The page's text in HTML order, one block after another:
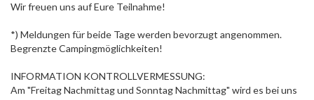
Wir freuen uns auf Eure Teilnahme!
*) Meldungen für beide Tage werden bevorzugt angenommen.
Begrenzte Campingmöglichkeiten!
INFORMATION KONTROLLVERMESSUNG:
Am "Freitag Nachmittag und Sonntag Nachmittag" wird es bei uns